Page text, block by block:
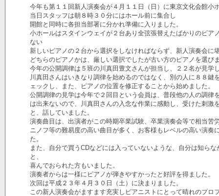
今年も第１１回新人演奏会が４月１１日（日）に東京文化会館小
当日スタッフは朝８時３０分にはホール前に集合し
開館と同時に各担当部署に分かれ準備に入りました。
小ホールはスタインウェイが２台あり全弦張替えたばかりのピア
ない
新しいピアノの２台から選択をしなければならず、新人演奏会に
どちらのピアノかは、厳しい選択でしたが古い方のピアノを選び
今年の公開調律は５班の川真田豊文さんが担当し、２２名が見学
川真田さんはいきなり調律を始めるのではなく、別の人に８８鍵
ェックし、また、ピアノの位置を修正することから始めました。
公開調律の見学は今年で２回目という会員は、普段他の人の調律
は出来ないので、川真田さんの入念な作業に感動し、受けた刺激
と、話していました。
演奏曲目は、出演者がこの時期卒業試験、卒業演奏会等で相当苦
ニノフ等の難易度の高い曲目が多く、お客様もレベルの高い演奏
た。
また、自分で買うCDなどには入っていないような、自分は知ら
と、
喜んでおられた方もいました。
演奏者からは一様にピアノが弾きやすかったと好評を得ました。
次回は平成２３年４月３０日（土）に決まりました。
この新人演奏会がますます充実しピアニストにとって晴れのプロ